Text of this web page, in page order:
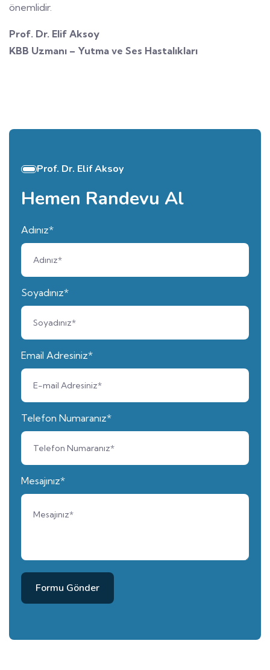
önemlidir.
Prof. Dr. Elif Aksoy
KBB Uzmanı – Yutma ve Ses Hastalıkları
Prof. Dr. Elif Aksoy
Hemen Randevu Al
Adınız*
Soyadınız*
Email Adresiniz*
Telefon Numaranız*
Mesajınız*
Formu Gönder